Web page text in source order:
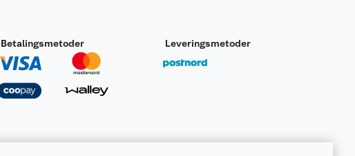
Betalingsmetoder Leveringsmetoder